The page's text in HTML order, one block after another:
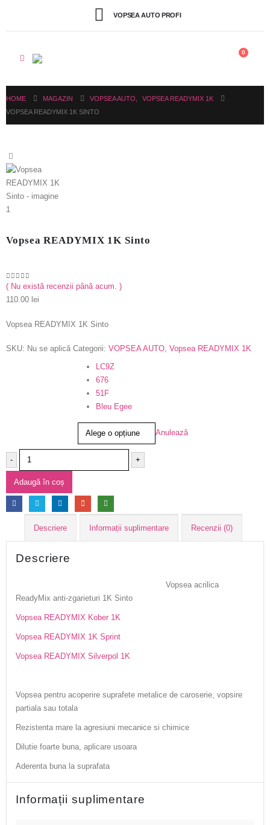
VOPSEA AUTO PROFI
0
HOME MAGAZIN VOPSEA AUTO
VOPSEA READYMIX 1K
VOPSEA READYMIX 1K SINTO
Vopsea READYMIX 1K Sinto
0 out of 5
( Nu există recenzii până acum. )
110.00 lei
Vopsea READYMIX 1K Sinto
SKU: Nu se aplică Categorii: VOPSEA AUTO, Vopsea READYMIX 1K
LC9Z
676
51F
Bleu Egee
Anulează
- +
Adaugă în coș
Descriere Informații suplimentare Recenzii (0)
Descriere
Vopsea acrilica
ReadyMix anti-zgarieturi 1K Sinto
Vopsea READYMIX Kober 1K
Vopsea READYMIX 1K Sprint
Vopsea READYMIX Silverpol 1K
Vopsea pentru acoperire suprafete metalice de caroserie, vopsire
partiala sau totala
Rezistenta mare la agresiuni mecanice si chimice
Dilutie foarte buna, aplicare usoara
Aderenta buna la suprafata
Informații suplimentare